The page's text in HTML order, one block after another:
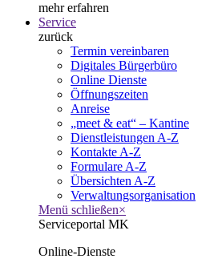
mehr erfahren
Service
zurück
Termin vereinbaren
Digitales Bürgerbüro
Online Dienste
Öffnungszeiten
Anreise
„meet & eat“ – Kantine
Dienstleistungen A-Z
Kontakte A-Z
Formulare A-Z
Übersichten A-Z
Verwaltungsorganisation
Menü schließen×
Serviceportal MK
Online-Dienste